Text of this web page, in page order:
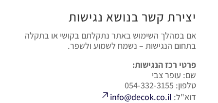
יצירת קשר בנושא נגישות
אם במהלך השימוש באתר נתקלתם בקושי או בתקלה
בתחום הנגישות – נשמח לשמוע ולשפר.
פרטי רכז הנגישות:
שם: עופר צבי
טלפון: 054-332-3155
דוא"ל: info@decok.co.il